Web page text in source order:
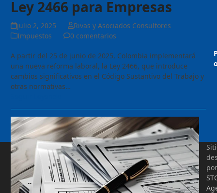
Ley 2466 para Empresas
julio 2, 2025
Rivas y Asociados Consultores
Impuestos
0 comentarios
A partir del 25 de junio de 2025, Colombia implementará
una nueva reforma laboral, la Ley 2466, que introduce
cambios significativos en el Código Sustantivo del Trabajo y
otras normativas…
por